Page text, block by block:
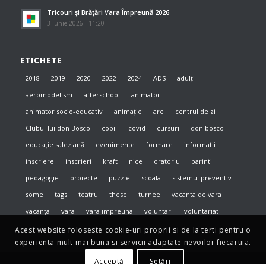
Tricouri și Brățări Vara Împreună 2026
3 iunie 2026 - 11:20
ETICHETE
2018 2019 2020 2022 2024 ADS
adulți
aeromodelism
afterschool
animatori
animator socio-educativ
animație are
centrul de zi
Clubul lui don Bosco
copii covid cursuri
don bosco
educație saleziană
evenimente formare
informatii
inscriere
inscrieri kraft nice oratoriu
parinti
pedagogie
proiecte puzzle scoala
sistemul preventiv
some
tags teatru these turnee
vacanta de vara
vacanța
vara vara impreuna voluntari voluntariat
Acest website foloseste cookie-uri proprii si de la terti pentru o
experienta mult mai buna si servicii adaptate nevoilor fiecaruia.
Acceptă
Setări